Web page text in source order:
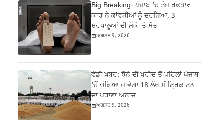
Big Breaking- ਪੰਜਾਬ ‘ਚ ਤੇਜ਼ ਰਫ਼ਤਾਰ
ਕਾਰ ਨੇ ਕਾਂਵੜੀਆਂ ਨੂੰ ਦਰੜਿਆ, 3
ਸ਼ਰਧਾਲੂਆਂ ਦੀ ਮੌਕੇ ‘ਤੇ ਮੌਤ
ਅਗਸਤ 9, 2026
ਵੱਡੀ ਖ਼ਬਰ: ਝੋਨੇ ਦੀ ਖਰੀਦ ਤੋਂ ਪਹਿਲਾਂ ਪੰਜਾਬ
‘ਚੋਂ ਚੁੱਕਿਆ ਜਾਵੇਗਾ 18 ਲੱਖ ਮੀਟ੍ਰਿਕ ਟਨ
ਦਾ ਪੁਰਾਣਾ ਅਨਾਜ
ਅਗਸਤ 9, 2026